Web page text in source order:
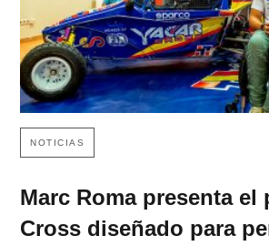
NOTICIAS
Marc Roma presenta el
Cross diseñado para